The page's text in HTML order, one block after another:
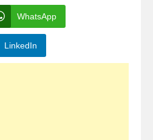
WhatsApp
LinkedIn